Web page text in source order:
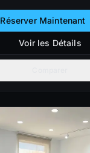
Réserver Maintenant
Voir les Détails